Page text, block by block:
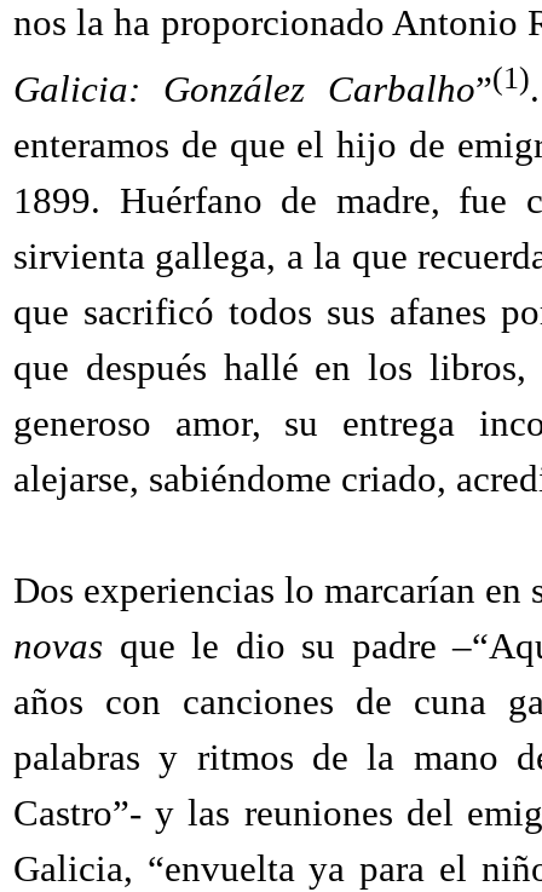
nos la ha proporcionado Antonio
Galicia: González Carbalho”(1)
enteramos de que el hijo de
1899. Huérfano de madre, fue
sirvienta gallega, a la que
que sacrificó todos sus afanes
que después hallé en los
generoso amor, su entrega
alejarse, sabiéndome criado,
Dos experiencias lo marcarían
novas que le dio su padre
años con canciones de cuna
palabras y ritmos de la mano
Castro”- y las reuniones del
Galicia, “envuelta ya para el